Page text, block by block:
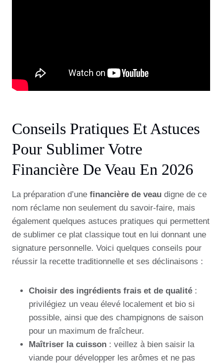
Conseils Pratiques Et Astuces
Pour Sublimer Votre
Financière De Veau En 2026
La préparation d’une financière de veau digne de ce
nom réclame non seulement du savoir-faire, mais
également quelques astuces pratiques qui permettent
de sublimer ce plat classique tout en lui donnant une
signature personnelle. Voici quelques conseils pour
réussir la recette traditionnelle et ses déclinaisons :
Choisir des ingrédients frais et de qualité :
privilégiez un veau élevé localement et bio si
possible, ainsi que des champignons de saison
pour un maximum de fraîcheur.
Maîtriser la cuisson : veillez à bien saisir la
viande pour développer les arômes et ne pas